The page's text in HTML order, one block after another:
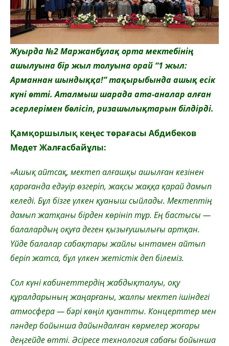
Жуырда №2 Маржанбұлақ орта мектебінің
ашылуына бір жыл толуына орай “1 жыл:
Арманнан шындыққа!” тақырыбында ашық есік
күні өтті. Аталмыш шарада ата-аналар алған
әсерлерімен бөлісіп, ризашылықтарын білдірді.
Қамқоршылық кеңес төрағасы Абдибеков
Медет Жалғасбайұлы:
«Ашық айтсақ, мектеп алғашқы ашылған кезінен
қарағанда едәуір өзгеріп, жақсы жаққа қарай дамып
келеді. Бұл бізге үлкен қуаныш сыйлады. Мектептің
дамып жатқаны бірден көрініп тұр. Ең бастысы —
балалардың оқуға деген қызығушылығы артқан.
Үйде балалар сабақтары жайлы ынтамен айтып
беріп жатса, бұл үлкен жетістік деп білеміз.
Сол күні кабинеттердің жабдықталуы, оқу
құралдарының жаңарғаны, жалпы мектеп ішіндегі
атмосфера — бәрі көңіл қуантты. Концерттер мен
пәндер бойынша дайындалған көрмелер жоғары
деңгейде өтті. Әсіресе технология сабағы бойынша